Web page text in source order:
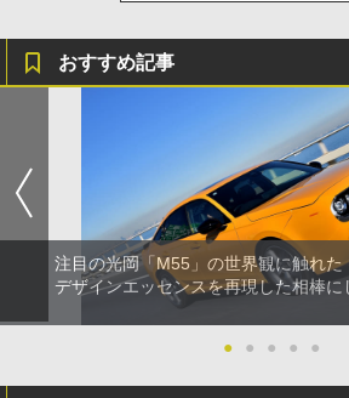
おすすめ記事
注目の光岡「M55」の世界観に触れた
デザインエッセンスを再現した相棒に
● ● ● ● ●